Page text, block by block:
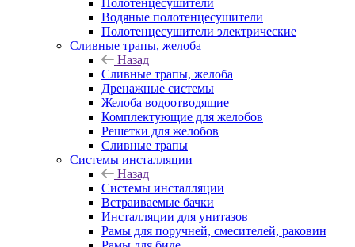
Полотенцесушители
Водяные полотенцесушители
Полотенцесушители электрические
Сливные трапы, желоба
Назад
Сливные трапы, желоба
Дренажные системы
Желоба водоотводящие
Комплектующие для желобов
Решетки для желобов
Сливные трапы
Системы инсталляции
Назад
Системы инсталляции
Встраиваемые бачки
Инсталляции для унитазов
Рамы для поручней, смесителей, раковин